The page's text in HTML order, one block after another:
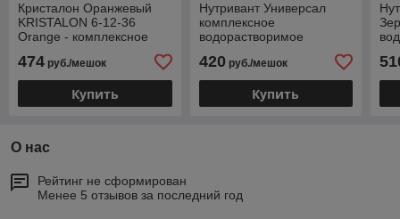
Кристалон Оранжевый
KRISTALON 6-12-36
Orange - комплексное
удобрение мешок 25 кг
474 руб./мешок
Купить
Нутривант Универсал
комплексное
водорастворимое
420руб./мешок
Купить
О нас
Рейтинг не сформирован
Менее 5 отзывов за последний год